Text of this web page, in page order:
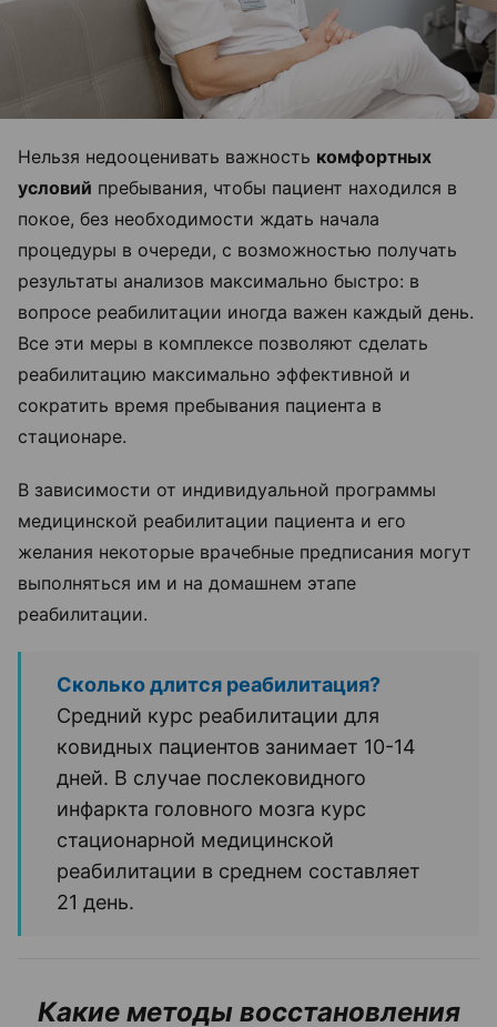
Нельзя недооценивать важность комфортных
условий пребывания, чтобы пациент находился в
покое, без необходимости ждать начала
процедуры в очереди, с возможностью получать
результаты анализов максимально быстро: в
вопросе реабилитации иногда важен каждый день.
Все эти меры в комплексе позволяют сделать
реабилитацию максимально эффективной и
сократить время пребывания пациента в
стационаре.
В зависимости от индивидуальной программы
медицинской реабилитации пациента и его
желания некоторые врачебные предписания могут
выполняться им и на домашнем этапе
реабилитации.
Сколько длится реабилитация?
Средний курс реабилитации для
ковидных пациентов занимает 10-14
дней. В случае послековидного
инфаркта головного мозга курс
стационарной медицинской
реабилитации в среднем составляет
21 день.
Какие методы восстановления